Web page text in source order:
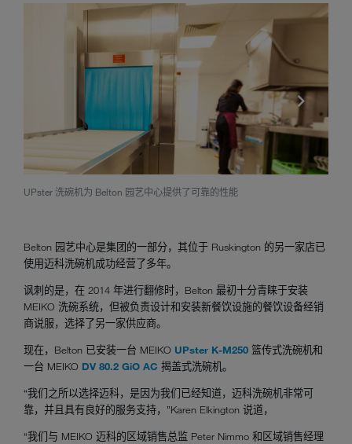
UPster 洗碗机为 Belton 园艺中心提供了可靠的性能
Belton 园艺中心是集团的一部分，其位于 Ruskington 的另一家店已
使用迈科洗碗机成功经营了多年。
讽刺的是，在 2014 年进行翻修时，Belton 最初十分青睐于安装
MEIKO 洗碗系统，但被负责设计和安装新餐饮设施的餐饮设备经销
商说服，选择了另一家供应商。
现在，Belton 已安装一台 MEIKO UPster K-M250 篮传式洗碗机和
一台 MEIKO DV 80.2 GiO AC 揭盖式洗碗机。
“我们之所以选择迈科，是因为我们已经知道，迈科洗碗机非常可
靠，并且具有良好的服务支持，”Karen Elkington 说道，
“我们与 MEIKO 迈科的区域销售总监 Peter Nimmo 和区域销售经理